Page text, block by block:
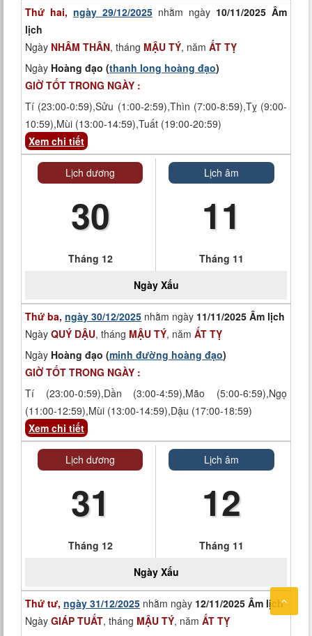
Thứ hai, ngày 29/12/2025 nhằm ngày 10/11/2025 Âm
lịch
Ngày NHÂM THÂN, tháng MẬU TÝ, năm ẤT TỴ
Ngày Hoàng đạo (thanh long hoàng đạo)
GIỜ TỐT TRONG NGÀY :
Tí (23:00-0:59),Sửu (1:00-2:59),Thìn (7:00-8:59),Tỵ (9:00-
10:59),Mùi (13:00-14:59),Tuất (19:00-20:59)
Xem chi tiết
Lịch dương
30
Tháng 12
Lịch âm
11
Tháng 11
Ngày Xấu
Thứ ba, ngày 30/12/2025 nhằm ngày 11/11/2025 Âm lịch
Ngày QUÝ DẬU, tháng MẬU TÝ, năm ẤT TỴ
Ngày Hoàng đạo (minh đường hoàng đạo)
GIỜ TỐT TRONG NGÀY :
Tí (23:00-0:59),Dần (3:00-4:59),Mão (5:00-6:59),Ngọ
(11:00-12:59),Mùi (13:00-14:59),Dậu (17:00-18:59)
Xem chi tiết
Lịch dương
31
Tháng 12
Lịch âm
12
Tháng 11
Ngày Xấu
Thứ tư, ngày 31/12/2025 nhằm ngày 12/11/2025 Âm lịch
Ngày GIÁP TUẤT, tháng MẬU TÝ, năm ẤT TỴ